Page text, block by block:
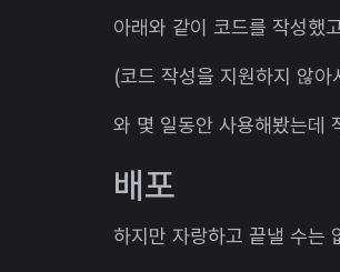
아래와 같이 코드를 작성했
(코드 작성을 지원하지 않
와 몇 일동안 사용해봤는데
배포
하지만 자랑하고 끝낼 수는